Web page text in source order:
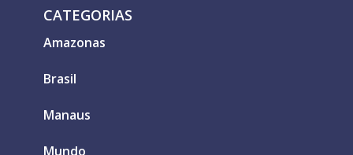
CATEGORIAS
Amazonas
Brasil
Manaus
Mundo